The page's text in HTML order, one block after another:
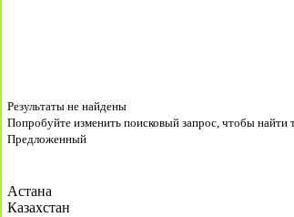
Результаты не найдены
Попробуйте изменить поисковый запрос, чтобы найти
Предложенный
Астана
Казахстан